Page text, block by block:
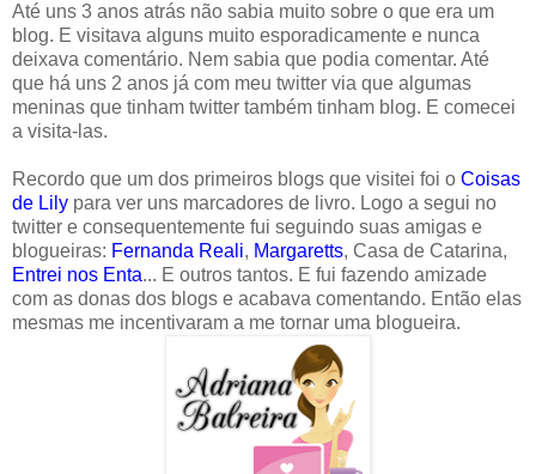
Até uns 3 anos atrás não sabia muito sobre o que era um
blog. E visitava alguns muito esporadicamente e nunca
deixava comentário. Nem sabia que podia comentar. Até
que há uns 2 anos já com meu twitter via que algumas
meninas que tinham twitter também tinham blog. E comecei
a visita-las.
Recordo que um dos primeiros blogs que visitei foi o Coisas
de Lily para ver uns marcadores de livro. Logo a segui no
twitter e consequentemente fui seguindo suas amigas e
blogueiras: Fernanda Reali, Margaretts, Casa de Catarina,
Entrei nos Enta... E outros tantos. E fui fazendo amizade
com as donas dos blogs e acabava comentando. Então elas
mesmas me incentivaram a me tornar uma blogueira.